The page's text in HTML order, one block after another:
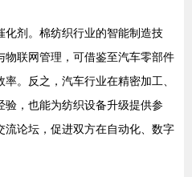
化剂。棉纺织行业的智能制造技
联网管理，可借鉴至汽车零部件
。反之，汽车行业在精密加工、
验，也能为纺织设备升级提供参
论坛，促进双方在自动化、数字